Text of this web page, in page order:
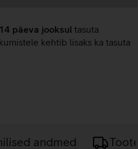
14 päeva jooksul tasuta
kehtib lisaks ka tasuta
andmed